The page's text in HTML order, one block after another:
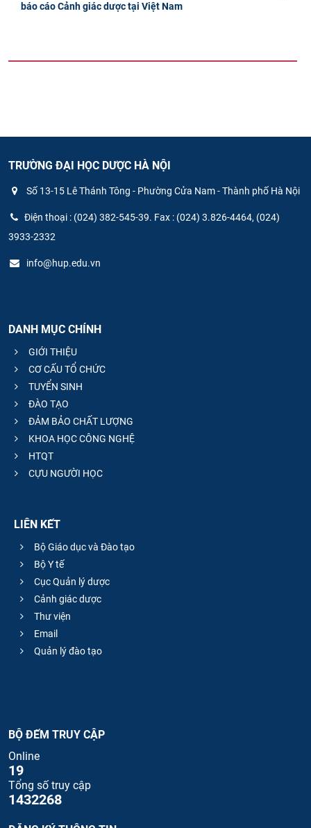
báo cáo Cảnh giác dược tại Việt Nam
TRƯỜNG ĐẠI HỌC DƯỢC HÀ NỘI
Số 13-15 Lê Thánh Tông - Phường Cửa Nam - Thành phố Hà Nội
Điện thoại : (024) 382-545-39. Fax : (024) 3.826-4464, (024)
3933-2332
info@hup.edu.vn
DANH MỤC CHÍNH
GIỚI THIỆU
CƠ CẤU TỔ CHỨC
TUYỂN SINH
ĐÀO TẠO
ĐẢM BẢO CHẤT LƯỢNG
KHOA HỌC CÔNG NGHỆ
HTQT
CỰU NGƯỜI HỌC
LIÊN KẾT
Bộ Giáo dục và Đào tạo
Bộ Y tế
Cục Quản lý dược
Cảnh giác dược
Thư viện
Email
Quản lý đào tạo
BỘ ĐẾM TRUY CẬP
Online
19
Tổng số truy cập
1432268